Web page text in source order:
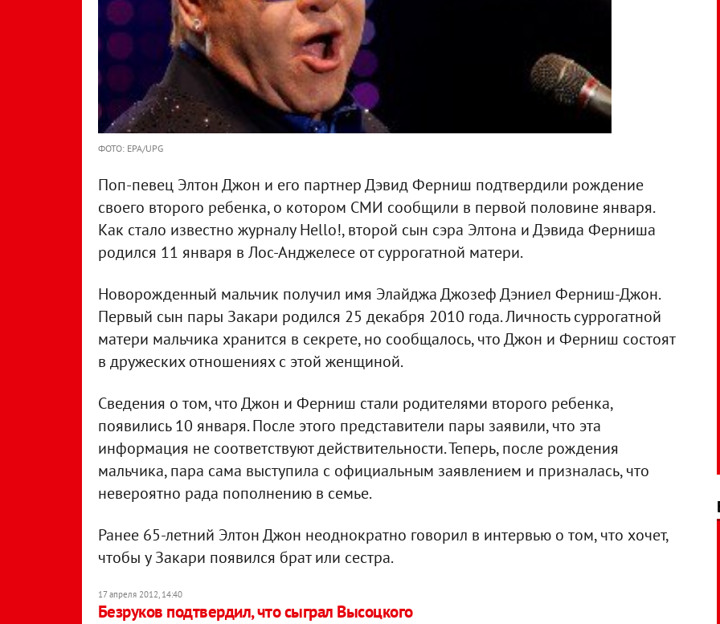
ФОТО: EPA/UPG
Поп-певец Элтон Джон и его партнер Дэвид Ферниш подтвердили рождение
своего второго ребенка, о котором СМИ сообщили в первой половине января.
Как стало известно журналу Hello!, второй сын сэра Элтона и Дэвида Ферниша
родился 11 января в Лос-Анджелесе от суррогатной матери.
Новорожденный мальчик получил имя Элайджа Джозеф Дэниел Ферниш-Джон.
Первый сын пары Закари родился 25 декабря 2010 года. Личность суррогатной
матери мальчика хранится в секрете, но сообщалось, что Джон и Ферниш состоят
в дружеских отношениях с этой женщиной.
Сведения о том, что Джон и Ферниш стали родителями второго ребенка,
появились 10 января. После этого представители пары заявили, что эта
информация не соответствуют действительности. Теперь, после рождения
мальчика, пара сама выступила с официальным заявлением и призналась, что
невероятно рада пополнению в семье.
Ранее 65-летний Элтон Джон неоднократно говорил в интервью о том, что хочет,
чтобы у Закари появился брат или сестра.
17 апреля 2012, 14:40
Безруков подтвердил, что сыграл Высоцкого